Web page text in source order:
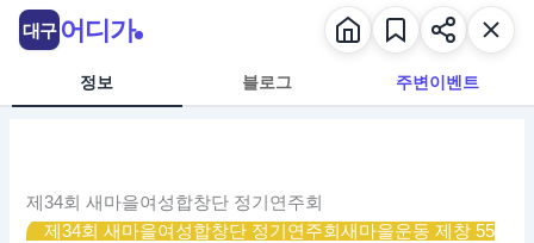
정보 블로그 주변이벤트
제34회 새마을여성합창단 정기연주회
제34회 새마을여성합창단 정기연주회새마을운동 제창 55
대구 어디가